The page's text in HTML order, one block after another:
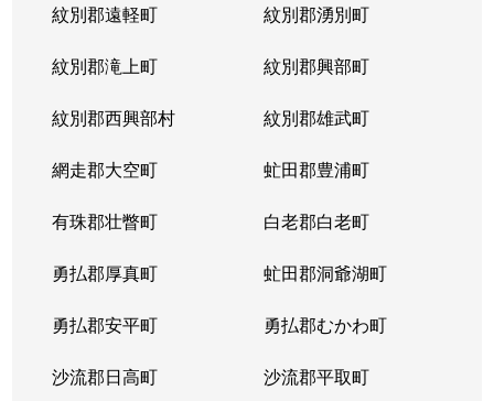
紋別郡遠軽町 紋別郡湧別町
紋別郡滝上町 紋別郡興部町
紋別郡西興部村 紋別郡雄武町
網走郡大空町 虻田郡豊浦町
有珠郡壮瞥町 白老郡白老町
勇払郡厚真町 虻田郡洞爺湖町
勇払郡安平町 勇払郡むかわ町
沙流郡日高町 沙流郡平取町